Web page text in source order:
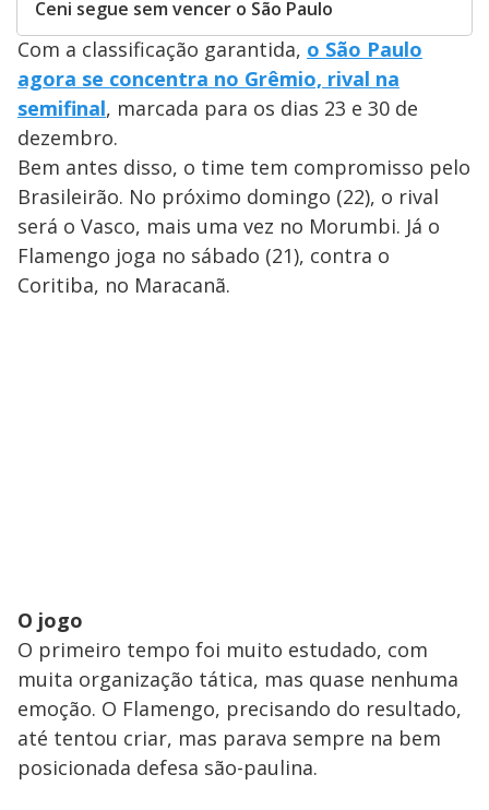
Ceni segue sem vencer o São Paulo
Com a classificação garantida, o São Paulo
agora se concentra no Grêmio, rival na
semifinal, marcada para os dias 23 e 30 de
dezembro.
Bem antes disso, o time tem compromisso pelo
Brasileirão. No próximo domingo (22), o rival
será o Vasco, mais uma vez no Morumbi. Já o
Flamengo joga no sábado (21), contra o
Coritiba, no Maracanã.
O jogo
O primeiro tempo foi muito estudado, com
muita organização tática, mas quase nenhuma
emoção. O Flamengo, precisando do resultado,
até tentou criar, mas parava sempre na bem
posicionada defesa são-paulina.